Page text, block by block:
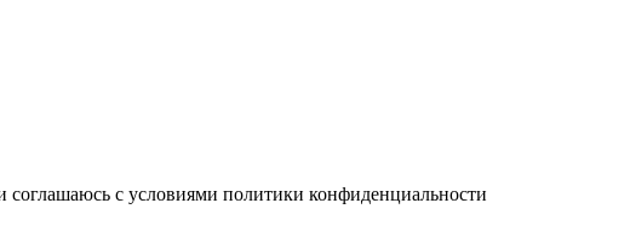
с условиями политики конфиденциальности